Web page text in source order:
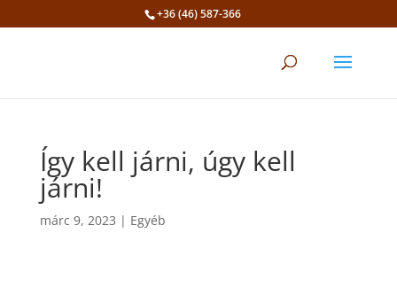
+36 (46) 587-366
Így kell járni, úgy kell
járni!
márc 9, 2023 | Egyéb